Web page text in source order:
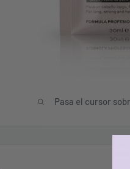
Pasa el cursor